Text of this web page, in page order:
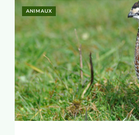
ANIMAUX